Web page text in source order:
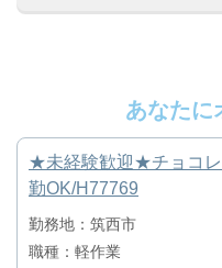
あなたに
★未経験歓迎★チョコレ
勤OK/H77769
勤務地：筑西市
職種：軽作業